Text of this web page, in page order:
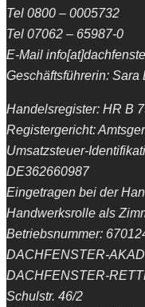
Tel 0800 – 0005732
Tel 07062 – 65987-0
E-Mail
Geschäftsführerin: Sara
Handelsregister: HR B
Registergericht:
Umsatzsteuer-
DE362660987
Eingetragen bei der
Handwerksrolle als
Betriebsnummer:
DACHFENSTER-
DACHFENSTER-
Schulstr. 46/2